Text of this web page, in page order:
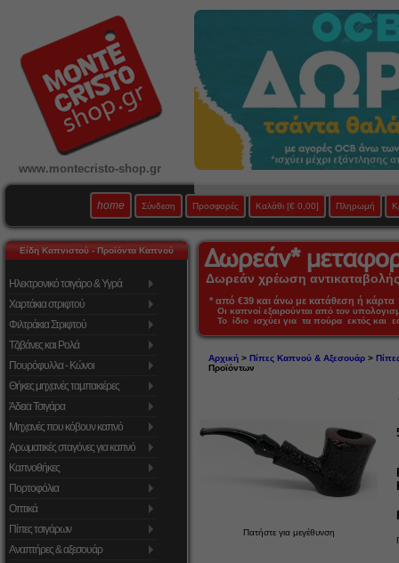
www.montecristo-shop.gr
home Σύνδεση Προσφορές Καλάθι [€ 0,00] Πληρωμή
Είδη Καπνιστού - Προϊόντα Καπνού
Ηλεκτρονικό τσιγάρο & Υγρά
Χαρτάκια στριφτού
Φιλτράκια Στριφτού
Τζιβάνες και Ρολά
Πουρόφυλλα - Κώνοι
Θήκες μηχανές ταμπακιέρες
Άδεια Τσιγάρα
Μηχανές που κόβουν καπνό
Αρωματικές σταγόνες για καπνό
Καπνοθήκες
Πορτοφόλια
Οπτικά
Πίπες τσιγάρων
Αναπτήρες & αξεσουάρ
Δωρεάν χρέωση
* από €39 και άνω με κατάθεση ή
Οι καπνοί εξαιρούνται από τον
Το ίδιο ισχύει για τα πούρα εκτός και
Αρχική> Πίπες Καπνού & Αξεσουάρ>
Προϊόντων
Πατήστε για μεγέθυνση